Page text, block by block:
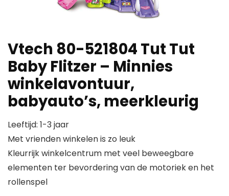
Vtech 80-521804 Tut Tut
Baby Flitzer – Minnies
winkelavontuur,
babyauto’s, meerkleurig
Leeftijd: 1-3 jaar
Met vrienden winkelen is zo leuk
Kleurrijk winkelcentrum met veel beweegbare
elementen ter bevordering van de motoriek en het
rollenspel